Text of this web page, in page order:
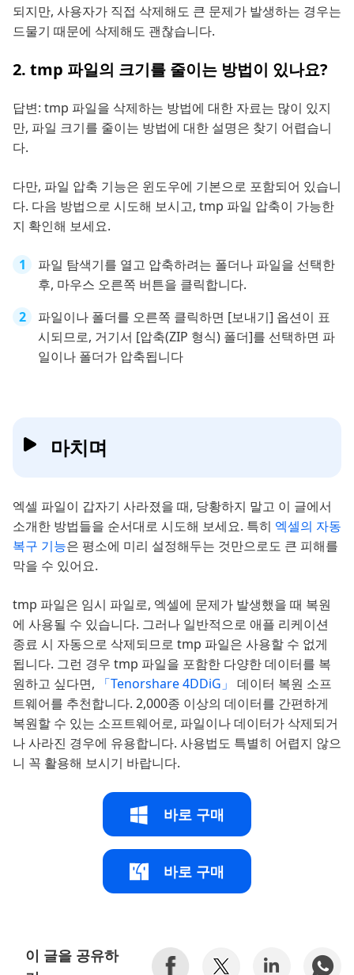
되지만, 사용자가 직접 삭제해도 큰 문제가 발생하는 경우는
드물기 때문에 삭제해도 괜찮습니다.
2. tmp 파일의 크기를 줄이는 방법이 있나요?
답변: tmp 파일을 삭제하는 방법에 대한 자료는 많이 있지
만, 파일 크기를 줄이는 방법에 대한 설명은 찾기 어렵습니
다.
다만, 파일 압축 기능은 윈도우에 기본으로 포함되어 있습니
다. 다음 방법으로 시도해 보시고, tmp 파일 압축이 가능한
지 확인해 보세요.
파일 탐색기를 열고 압축하려는 폴더나 파일을 선택한
후, 마우스 오른쪽 버튼을 클릭합니다.
파일이나 폴더를 오른쪽 클릭하면 [보내기] 옵션이 표
시되므로, 거기서 [압축(ZIP 형식) 폴더]를 선택하면 파
일이나 폴더가 압축됩니다
마치며
엑셀 파일이 갑자기 사라졌을 때, 당황하지 말고 이 글에서
소개한 방법들을 순서대로 시도해 보세요. 특히 엑셀의 자동
복구 기능은 평소에 미리 설정해두는 것만으로도 큰 피해를
막을 수 있어요.
tmp 파일은 임시 파일로, 엑셀에 문제가 발생했을 때 복원
에 사용될 수 있습니다. 그러나 일반적으로 애플 리케이션
종료 시 자동으로 삭제되므로 tmp 파일은 사용할 수 없게
됩니다. 그런 경우 tmp 파일을 포함한 다양한 데이터를 복
원하고 싶다면,
「Tenorshare 4DDiG」 데이터 복원 소프
트웨어를 추천합니다. 2,000종 이상의 데이터를 간편하게
복원할 수 있는 소프트웨어로, 파일이나 데이터가 삭제되거
나 사라진 경우에 유용합니다. 사용법도 특별히 어렵지 않으
니 꼭 활용해 보시기 바랍니다.
바로 구매
바로 구매
이 글을 공유하